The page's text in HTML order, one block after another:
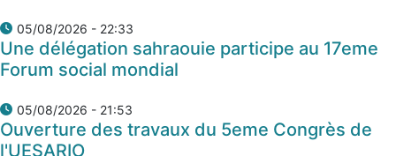
05/08/2026 - 22:33
Une délégation sahraouie participe au 17eme
Forum social mondial
05/08/2026 - 21:53
Ouverture des travaux du 5eme Congrès de
l'UESARIO